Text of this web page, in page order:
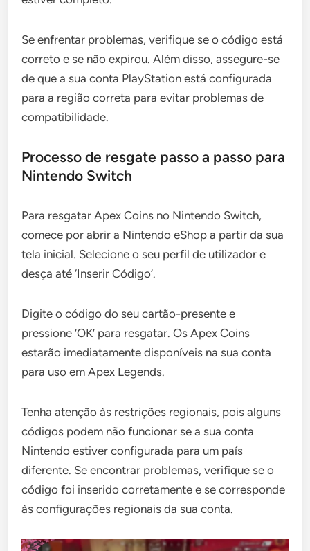
Se enfrentar problemas, verifique se o código está
correto e se não expirou. Além disso, assegure-se
de que a sua conta PlayStation está configurada
para a região correta para evitar problemas de
compatibilidade.
Processo de resgate passo a passo para
Nintendo Switch
Para resgatar Apex Coins no Nintendo Switch,
comece por abrir a Nintendo eShop a partir da sua
tela inicial. Selecione o seu perfil de utilizador e
desça até ‘Inserir Código’.
Digite o código do seu cartão-presente e
pressione ‘OK’ para resgatar. Os Apex Coins
estarão imediatamente disponíveis na sua conta
para uso em Apex Legends.
Tenha atenção às restrições regionais, pois alguns
códigos podem não funcionar se a sua conta
Nintendo estiver configurada para um país
diferente. Se encontrar problemas, verifique se o
código foi inserido corretamente e se corresponde
às configurações regionais da sua conta.